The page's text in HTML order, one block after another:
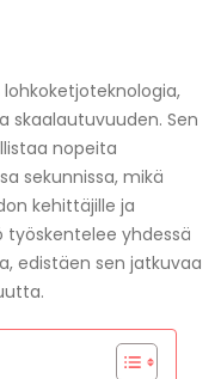
skaalautuvuuden. Sen
nopeita
sekunnissa, mikä
kehittäjille ja
työskentelee yhdessä
edistäen sen jatkuvaa